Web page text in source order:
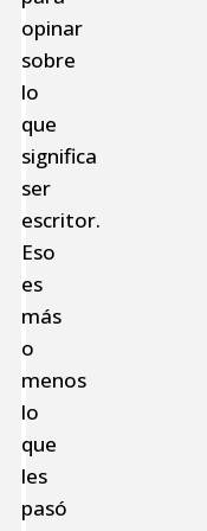
opinar
sobre
lo
que
significa
ser
escritor.
Eso
es
más
o
menos
lo
que
les
pasó